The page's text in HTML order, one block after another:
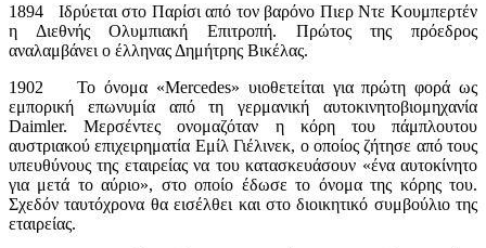
1894 Ιδρύεται στο Παρίσι από τον βαρόνο Πιερ Ντε Κουμπερτέν
η Διεθνής Ολυμπιακή Επιτροπή. Πρώτος της πρόεδρος
αναλαμβάνει ο έλληνας Δημήτρης Βικέλας.
1902 Το όνομα «Mercedes» υιοθετείται για πρώτη φορά ως
εμπορική επωνυμία από τη γερμανική αυτοκινητοβιομηχανία
Daimler. Μερσέντες ονομαζόταν η κόρη του πάμπλουτου
αυστριακού επιχειρηματία Εμίλ Γιέλινεκ, ο οποίος ζήτησε από τους
υπευθύνους της εταιρείας να του κατασκευάσουν «ένα αυτοκίνητο
για μετά το αύριο», στο οποίο έδωσε το όνομα της κόρης του.
Σχεδόν ταυτόχρονα θα εισέλθει και στο διοικητικό συμβούλιο της
εταιρείας.